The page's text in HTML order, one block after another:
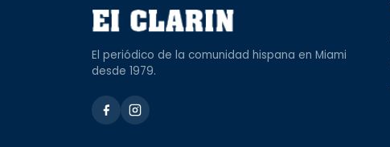
El periódico de la comunidad hispana en Miami
desde 1979.